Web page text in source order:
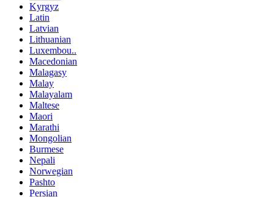
Kyrgyz
Latin
Latvian
Lithuanian
Luxembou..
Macedonian
Malagasy
Malay
Malayalam
Maltese
Maori
Marathi
Mongolian
Burmese
Nepali
Norwegian
Pashto
Persian